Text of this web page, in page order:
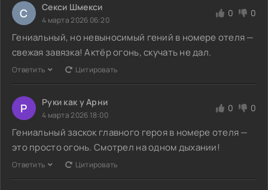
С Секси Шмекси
4 марта 2026 06:20
0 0
Гениальный, но невыносимый гений в номере отеля —
свежая завязка! Актёр огонь, скучать не дал.
Ответить Цитировать
Р Руки как у Арни
4 марта 2026 18:00
0 0
Гениальный заскок главного героя в номере отеля —
это просто огонь. Смотрел на одном дыхании!
Ответить Цитировать